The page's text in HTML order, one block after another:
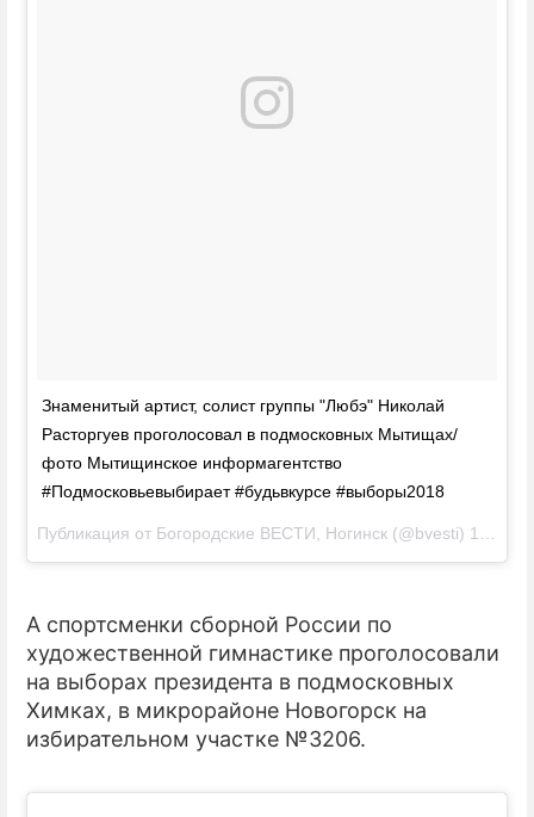
Знаменитый артист, солист группы "Любэ" Николай
Расторгуев проголосовал в подмосковных Мытищах/
фото Мытищинское информагентство
#Подмосковьевыбирает #бyдьвкурсе #выборы2018
Публикация от Богородские ВЕСТИ, Ногинск (@bvesti) 18 Мар 2018 в 3:34 PDT
А спортсменки сборной России по
художественной гимнастике проголосовали
на выборах президента в подмосковных
Химках, в микрорайоне Новогорск на
избирательном участке №3206.